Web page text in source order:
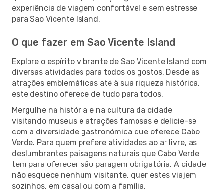
experiência de viagem confortável e sem estresse
para Sao Vicente Island.
O que fazer em Sao Vicente Island
Explore o espírito vibrante de Sao Vicente Island com
diversas atividades para todos os gostos. Desde as
atrações emblemáticas até à sua riqueza histórica,
este destino oferece de tudo para todos.
Mergulhe na história e na cultura da cidade
visitando museus e atrações famosas e delicie-se
com a diversidade gastronómica que oferece Cabo
Verde. Para quem prefere atividades ao ar livre, as
deslumbrantes paisagens naturais que Cabo Verde
tem para oferecer são paragem obrigatória. A cidade
não esquece nenhum visitante, quer estes viajem
sozinhos, em casal ou com a família.